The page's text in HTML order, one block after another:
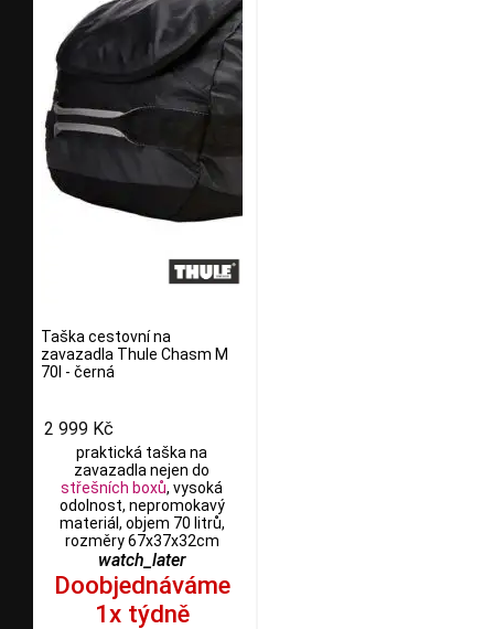
Taška cestovní na
zavazadla Thule Chasm M
70l - černá
2 999 Kč
praktická taška na
zavazadla nejen do
střešních boxů, vysoká
odolnost, nepromokavý
materiál, objem 70 litrů,
rozměry 67x37x32cm
watch_later
Doobjednáváme
1x týdně